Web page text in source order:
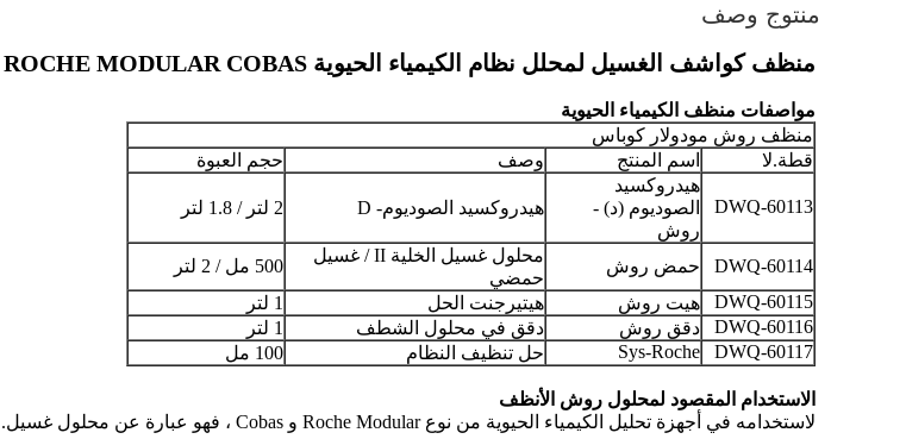
منتوج وصف
منظف ​​كواشف الغسيل لمحلل نظام الكيمياء الحيوية ROCHE MODULAR COBAS
مواصفات منظف الكيمياء الحيوية
منظف ​​روش مودولار كوباس
قطة.لا
اسم المنتج وصف حجم العبوة
DWQ-60113
هيدروكسيد
الصوديوم (د) -
روش
هيدروكسيد الصوديوم- D 2 لتر / 1.8 لتر
DWQ-60114 حمض روش
محلول غسيل الخلية II / غسيل
حمضي
500 مل / 2 لتر
DWQ-60115
هيت روش هيتيرجنت الحل
1 لتر
DWQ-60116
دقق روش دقق في محلول الشطف
1 لتر
DWQ-60117
Sys-Roche حل تنظيف النظام 100 مل
الاستخدام المقصود لمحلول روش الأنظف
لاستخدامه في أجهزة تحليل الكيمياء الحيوية من نوع Roche Modular و Cobas ، فهو عبارة عن محلول غسيل.